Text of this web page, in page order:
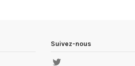
Suivez-nous